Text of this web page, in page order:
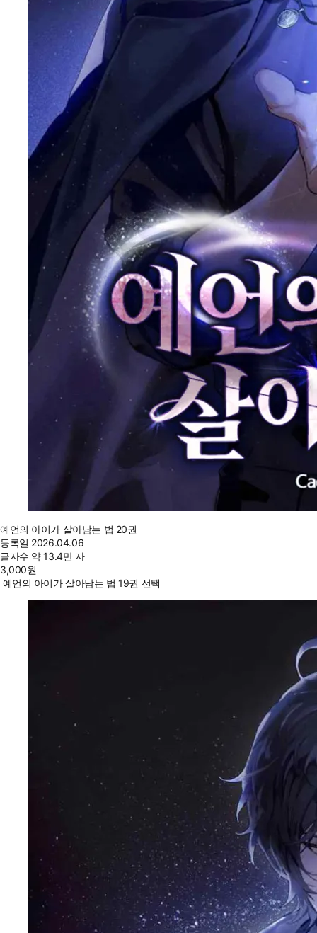
예언의 아이가 살아남는 법 20권
등록일 2026.04.06
글자수 약 13.4만 자
3,000원
예언의 아이가 살아남는 법 19권 선택